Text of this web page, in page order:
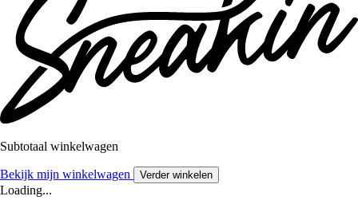
Subtotaal winkelwagen
Bekijk mijn winkelwagen Verder winkelen
Loading...